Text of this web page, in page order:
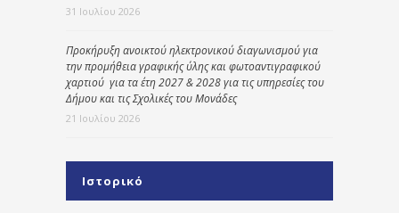
31 Ιουλίου 2026
Προκήρυξη ανοικτού ηλεκτρονικού διαγωνισμού για
την προμήθεια γραφικής ύλης και φωτοαντιγραφικού
χαρτιού για τα έτη 2027 & 2028 για τις υπηρεσίες του
Δήμου και τις Σχολικές του Μονάδες
21 Ιουλίου 2026
Ιστορικό